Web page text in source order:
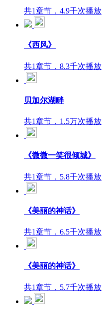
共1章节，4.9千次播放
《西风》
共1章节，8.3千次播放
贝加尔湖畔
共1章节，1.5万次播放
《微微一笑很倾城》
共1章节，5.8千次播放
《美丽的神话》
共1章节，6.5千次播放
《美丽的神话》
共1章节，5.7千次播放